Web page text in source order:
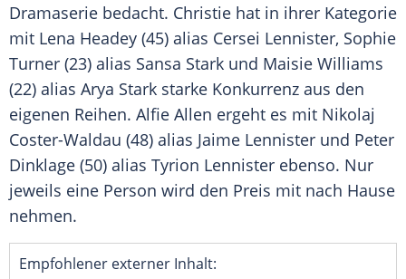
Dramaserie bedacht. Christie hat in ihrer Kategorie
mit Lena Headey (45) alias Cersei Lennister, Sophie
Turner (23) alias Sansa Stark und Maisie Williams
(22) alias Arya Stark starke Konkurrenz aus den
eigenen Reihen. Alfie Allen ergeht es mit Nikolaj
Coster-Waldau (48) alias Jaime Lennister und Peter
Dinklage (50) alias Tyrion Lennister ebenso. Nur
jeweils eine Person wird den Preis mit nach Hause
nehmen.
Empfohlener externer Inhalt: